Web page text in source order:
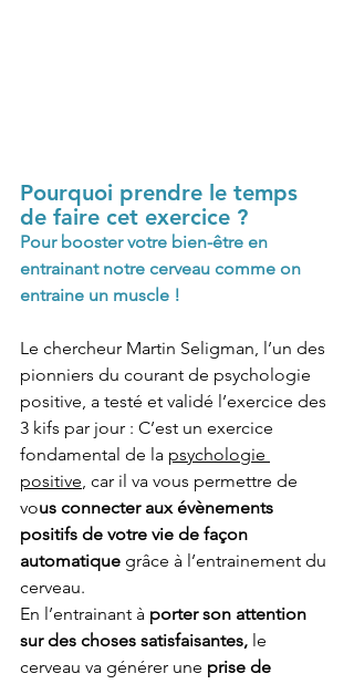
Pourquoi prendre le temps
de faire cet exercice ?
Pour booster votre bien-être en
entrainant notre cerveau comme on
entraine un muscle !
Le chercheur Martin Seligman, l’un des
pionniers du courant de psychologie
positive, a testé et validé l’exercice des
3 kifs par jour : C’est un exercice
fondamental de la psychologie
positive, car il va vous permettre de
vous connecter aux évènements
positifs de votre vie de façon
automatique grâce à l’entrainement du
cerveau.
En l’entrainant à porter son attention
sur des choses satisfaisantes, le
cerveau va générer une prise de